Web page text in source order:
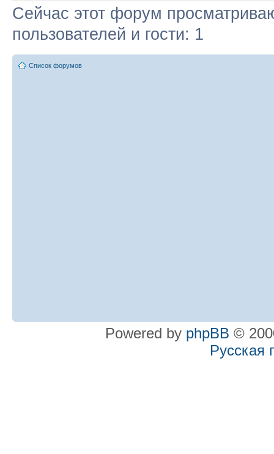
Сейчас этот форум
пользователей и гости: 1
Список форумов
Powered by phpBB ©
Русская